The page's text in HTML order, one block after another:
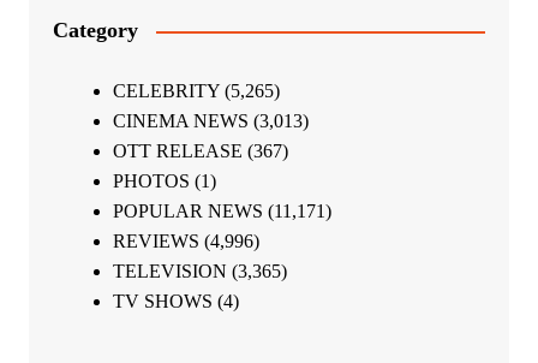
Category
CELEBRITY(5,265)
CINEMA NEWS (3,013)
OTT RELEASE (367)
PHOTOS (1)
POPULAR NEWS (11,171)
REVIEWS (4,996)
TELEVISION (3,365)
TV SHOWS (4)